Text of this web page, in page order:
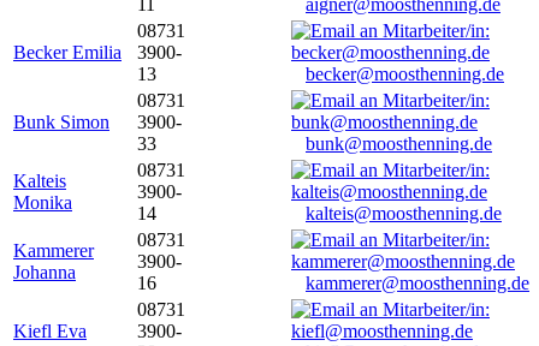
aigner@moosthenning.de
Becker Emilia
08731
3900-
13
becker@moosthenning.de
Bunk Simon
08731
3900-
33
bunk@moosthenning.de
Kalteis
Monika
08731
3900-
14
kalteis@moosthenning.de
Kammerer
Johanna
08731
3900-
16
kammerer@moosthenning.de
Kiefl Eva
08731
3900-